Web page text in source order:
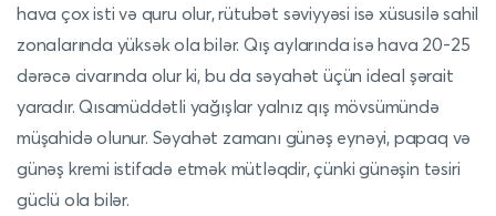
hava çox isti və quru olur, rütubət səviyyəsi isə xüsusilə sahil
zonalarında yüksək ola bilər. Qış aylarında isə hava 20-25
dərəcə civarında olur ki, bu da səyahət üçün ideal şərait
yaradır. Qısamüddətli yağışlar yalnız qış mövsümündə
müşahidə olunur. Səyahət zamanı günəş eynəyi, papaq və
günəş kremi istifadə etmək mütləqdir, çünki günəşin təsiri
güclü ola bilər.